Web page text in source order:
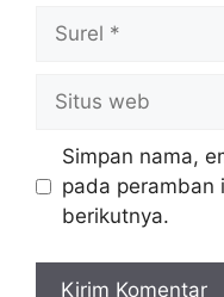
Surel
Situs
web
Simpan nama,
pada peramban
berikutnya.